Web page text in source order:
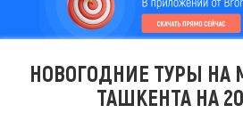
НОВОГОДНИЕ ТУРЫ
ТАШКЕНТА НА